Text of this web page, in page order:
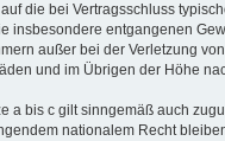
die bei Vertragsschluss
insbesondere entgangenen
außer bei der Verletzung
und im Übrigen der Höhe
a bis c gilt sinngemäß auch
nationalem Recht